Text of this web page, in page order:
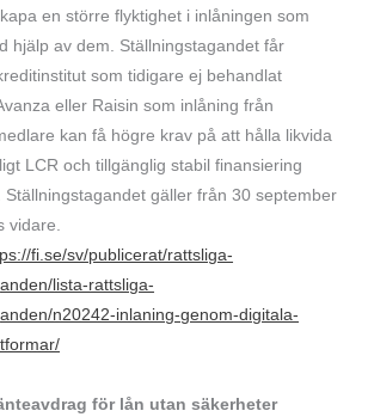
en större flyktighet i inlåningen som
hjälp av dem. Ställningstagandet får
som tidigare ej behandlat
eller Raisin som inlåning från
kan få högre krav på att hålla likvida
LCR och tillgänglig stabil finansiering
Ställningstagandet gäller från 30 september
vidare.
fi.se/sv/publicerat/rattsliga-
lista-rattsliga-
n20242-inlaning-genom-digitala-
för lån utan säkerheter